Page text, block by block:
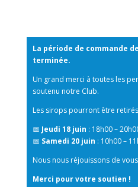
La période de commande
terminée.
Un grand merci à toutes les
soutenu notre Club.
Les sirops pourront être
📅 Jeudi 18 juin : 18h00 –
📅 Samedi 20 juin : 10h00 –
Nous nous réjouissons de
Merci pour votre soutien !